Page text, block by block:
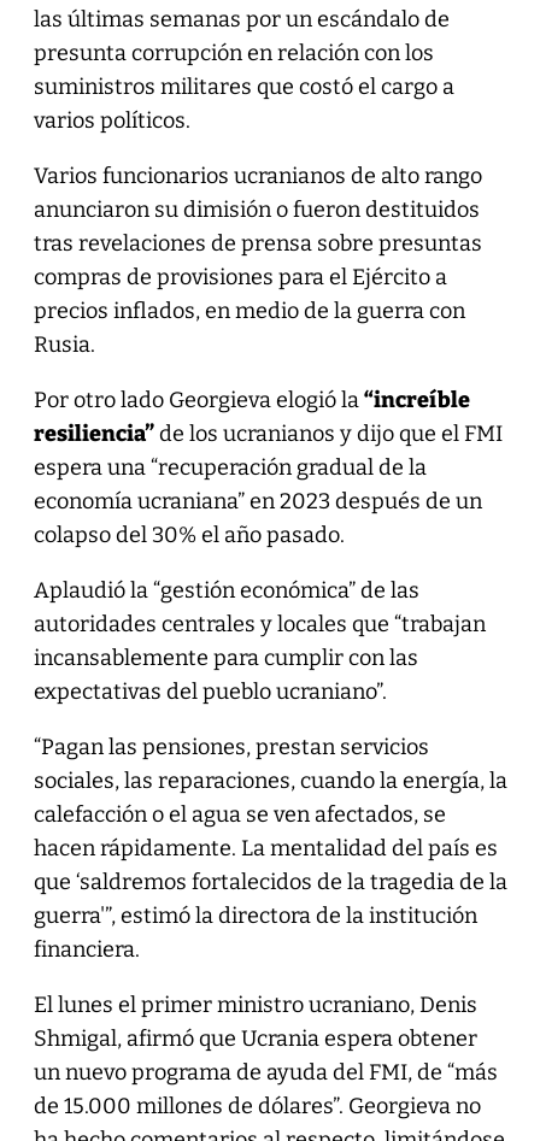
las últimas semanas por un escándalo de
presunta corrupción en relación con los
suministros militares que costó el cargo a
varios políticos.
Varios funcionarios ucranianos de alto rango
anunciaron su dimisión o fueron destituidos
tras revelaciones de prensa sobre presuntas
compras de provisiones para el Ejército a
precios inflados, en medio de la guerra con
Rusia.
Por otro lado Georgieva elogió la“increíble
resiliencia”de los ucranianos y dijo que el FMI
espera una “recuperación gradual de la
economía ucraniana” en 2023 después de un
colapso del 30% el año pasado.
Aplaudió la “gestión económica” de las
autoridades centrales y locales que “trabajan
incansablemente para cumplir con las
expectativas del pueblo ucraniano”.
“Pagan las pensiones, prestan servicios
sociales, las reparaciones, cuando la energía, la
calefacción o el agua se ven afectados, se
hacen rápidamente. La mentalidad del país es
que ‘saldremos fortalecidos de la tragedia de la
guerra'”, estimó la directora de la institución
financiera.
El lunes el primer ministro ucraniano, Denis
Shmigal, afirmó que Ucrania espera obtener
un nuevo programa de ayuda del FMI, de “más
de 15.000 millones de dólares”. Georgieva no